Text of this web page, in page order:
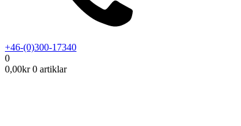
+46-(0)300-17340
0
0,00kr 0 artiklar